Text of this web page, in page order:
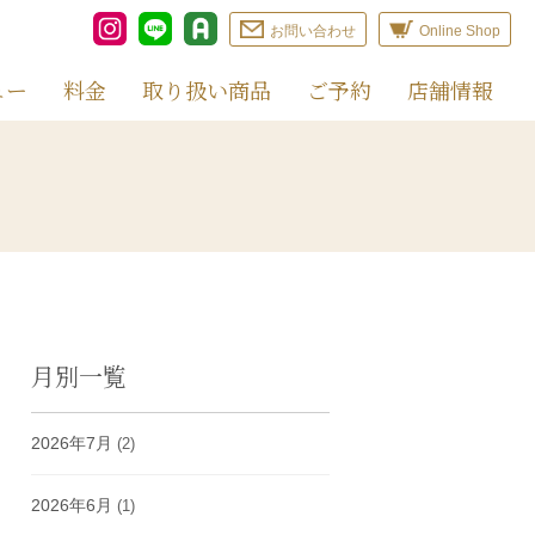
お問い合わせ Online Shop
料金 取り扱い商品 ご予約 店舗情報
月別一覧
2026年7月 (2)
2026年6月 (1)